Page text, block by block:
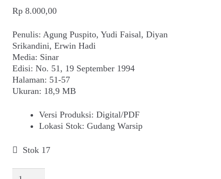
Rp 8.000,00
Penulis: Agung Puspito, Yudi Faisal, Diyan
Srikandini, Erwin Hadi
Media: Sinar
Edisi: No. 51, 19 September 1994
Halaman: 51-57
Ukuran: 18,9 MB
Versi Produksi: Digital/PDF
Lokasi Stok: Gudang Warsip
Stok 17